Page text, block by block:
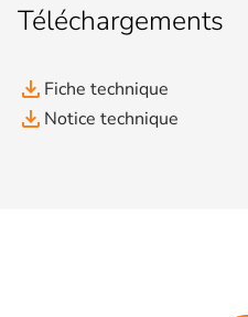
Téléchargements
file_download Fiche technique
file_download Notice technique